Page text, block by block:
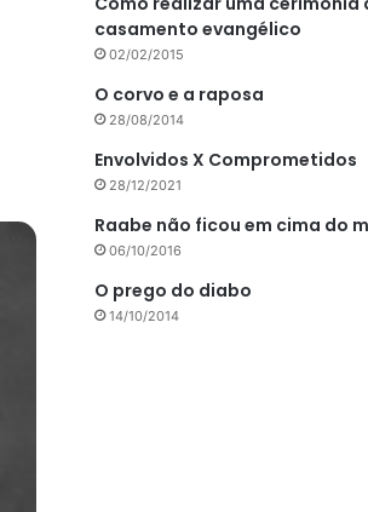
casamento evangélico
02/02/2015
O corvo e a raposa
28/08/2014
Envolvidos X Comprometidos
28/12/2021
Raabe não ficou em cima do
06/10/2016
O prego do diabo
14/10/2014